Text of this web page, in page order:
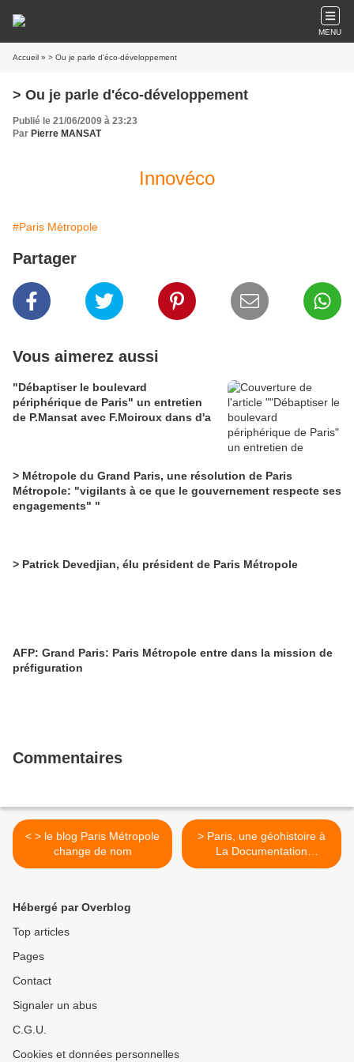
MENU
Accueil » > Ou je parle d'éco-développement
> Ou je parle d'éco-développement
Publié le 21/06/2009 à 23:23
Par Pierre MANSAT
Innovéco
#Paris Métropole
Partager
Vous aimerez aussi
"Débaptiser le boulevard
périphérique de Paris" un entretien
de P.Mansat avec F.Moiroux dans d'a
> Métropole du Grand Paris, une résolution de Paris
Métropole: "vigilants à ce que le gouvernement respecte ses
engagements" "
> Patrick Devedjian, élu président de Paris Métropole
AFP: Grand Paris: Paris Métropole entre dans la mission de
préfiguration
Commentaires
< > le blog Paris Métropole
change de nom
> Paris, une géohistoire à
La Documentation
Française >
Hébergé par Overblog
Top articles
Pages
Contact
Signaler un abus
C.G.U.
Cookies et données personnelles